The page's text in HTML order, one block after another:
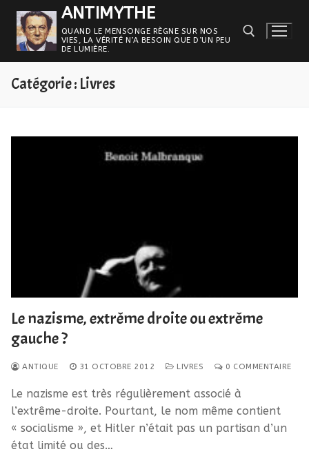
Aller
contenu
ANTIMYTHE
QUAND LE MENSONGE RÈGNE SUR NOS
VIES, LA VÉRITÉ N’A BESOIN QUE D’UN PEU
DE LUMIÈRE.
Catégorie : Livres
Le nazisme, extrême droite ou extrême
gauche ?
ANTIQUE 31 OCTOBRE 2012 LIVRES 0 COMMENTAIRE
Le nazisme est très régulièrement associé à
l’extrême-droite. Pourtant, le nom même contient
« socialisme », et Hitler n’était pas un partisan d’un
état limité ou des…